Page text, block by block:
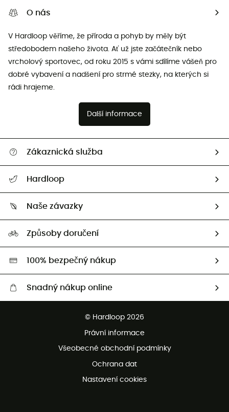
O nás
V Hardloop věříme, že příroda a pohyb by měly být
středobodem našeho života. Ať už jste začátečník nebo
vrcholový sportovec, od roku 2015 s vámi sdílíme vášeň pro
dobré vybavení a nadšení pro strmé stezky, na kterých si
rádi hrajeme.
Další informace
Zákaznická služba
Vrácení zboží a peněz
Hardloop
Naši Ambasadoři
Naše závazky
HardGreen
Způsoby doručení
100% bezpečný nákup
Snadný nákup online
Bezplatná zákaznická služba
© Hardloop 2026
Právní informace
Všeobecné obchodní podmínky
Ochrana dat
Nastavení cookies